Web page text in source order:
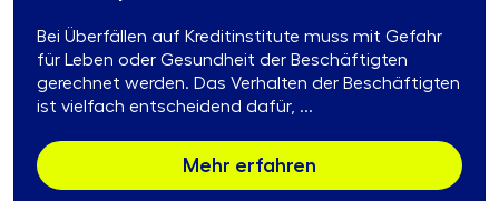
Bei Überfällen auf Kreditinstitute muss mit Gefahr
für Leben oder Gesundheit der Beschäftigten
gerechnet werden. Das Verhalten der Beschäftigten
ist vielfach entscheidend dafür, ...
Mehr erfahren